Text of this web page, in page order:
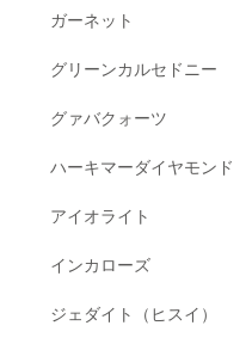
ガーネット
グリーンカルセドニー
グァバクォーツ
ハーキマーダイヤモンド
アイオライト
インカローズ
ジェダイト（ヒスイ）